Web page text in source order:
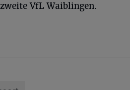
VfL Waiblingen.